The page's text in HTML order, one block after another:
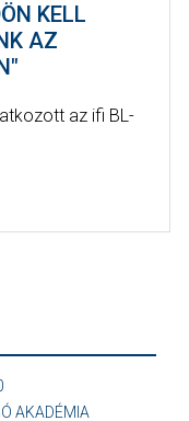
KELL
AZ
az ifi BL-
AKADÉMIA